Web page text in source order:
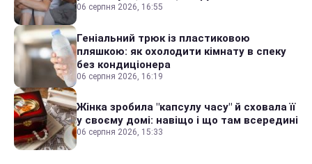
06 серпня 2026, 16:55
Геніальний трюк із пластиковою
пляшкою: як охолодити кімнату в спеку
без кондиціонера
06 серпня 2026, 16:19
Жінка зробила "капсулу часу" й сховала її
у своєму домі: навіщо і що там всередині
06 серпня 2026, 15:33